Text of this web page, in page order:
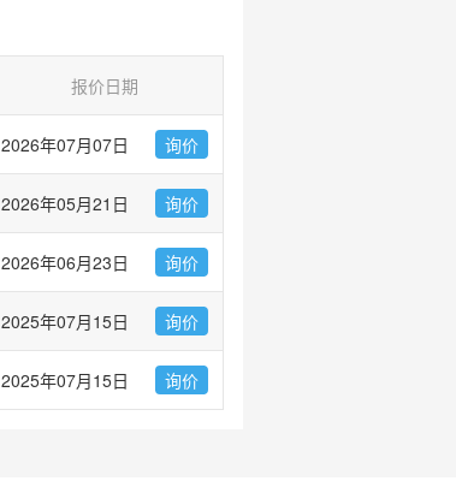
报价日期
2026年07月07日 询价
2026年05月21日 询价
2026年06月23日 询价
2025年07月15日 询价
2025年07月15日 询价